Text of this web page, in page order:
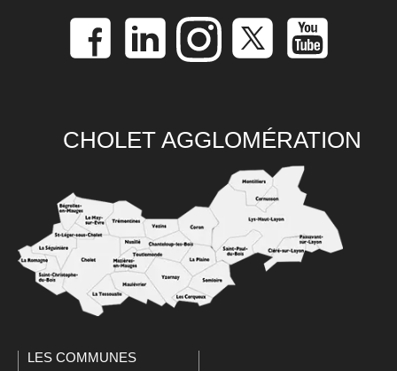
CHOLET AGGLOMÉRATION
LES COMMUNES